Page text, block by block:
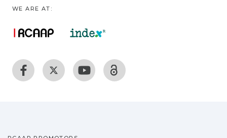
WE ARE AT: